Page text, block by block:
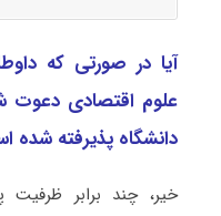
آیا در صورتی که
ﻋﻠﻮم اﻗﺘﺼﺎدی دعوت
دانشگاه پذیرفته شده
خیر، چند برابر